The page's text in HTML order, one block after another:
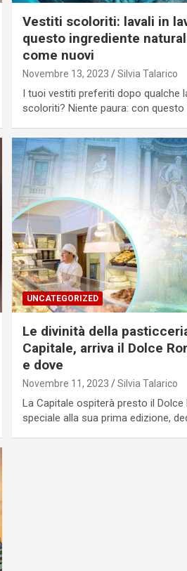
Vestiti scoloriti: lavali in
questo ingrediente
come nuovi
Novembre 13, 2023 Silvia Talarico
I tuoi vestiti preferiti dopo qualche
scoloriti? Niente paura: con
UNCATEGORIZED
Le divinità della
Capitale, arriva il Dolce
e dove
Novembre 11, 2023 Silvia Talarico
La Capitale ospiterà presto il Dolce
speciale alla sua prima edizione,